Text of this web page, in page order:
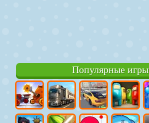
Популярные игры